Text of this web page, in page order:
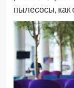
пылесосы,